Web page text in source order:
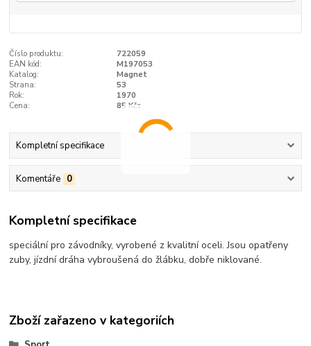
Číslo produktu:
722059
EAN kód:
M197053
Katalog:
Magnet
Strana:
53
Rok:
1970
Cena:
85 Kčs
Kompletní specifikace
Komentáře 0
Kompletní specifikace
speciální pro závodníky, vyrobené z kvalitní oceli. Jsou opatřeny
zuby, jízdní dráha vybroušená do žlábku, dobře niklované.
Zboží zařazeno v kategoriích